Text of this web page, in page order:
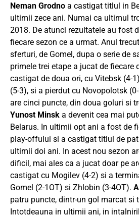
Neman Grodno a castigat titlul in
ultimii zece ani. Numai ca ultimul
2018. De atunci rezultatele au fost
fiecare sezon ce a urmat. Anul
sferturi, de Gomel, dupa o serie de
primele trei etape a jucat de fiecare
castigat de doua ori, cu Vitebsk (4-
(5-3), si a pierdut cu Novopolotsk
are cinci puncte, din doua goluri si
Yunost Minsk a devenit cea mai
Belarus. In ultimii opt ani a fost de
play-offului si a castigat titlul de
ultimii doi ani. In acest nou sezon
dificil, mai ales ca a jucat doar pe
castigat cu Mogilev (4-2) si a
Gomel (2-1OT) si Zhlobin (3-4OT).
patru puncte, dintr-un gol marcat si
Intotdeauna in ultimii ani, in